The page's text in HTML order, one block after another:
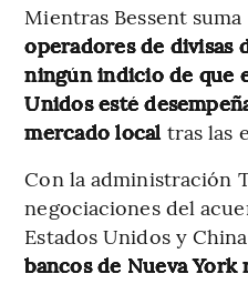
Mientras Bessent
operadores de divisas
ningún indicio de que
Unidos esté
mercado local tras las
Con la administración
negociaciones del
Estados Unidos y
bancos de Nueva